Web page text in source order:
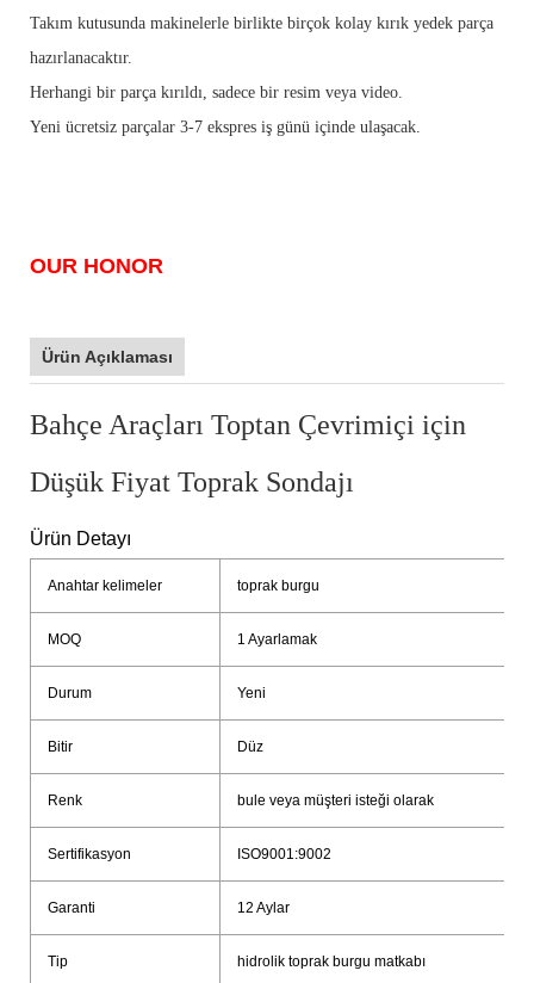
Takım kutusunda makinelerle birlikte birçok kolay kırık yedek parça
hazırlanacaktır.
Herhangi bir parça kırıldı, sadece bir resim veya video.
Yeni ücretsiz parçalar 3-7 ekspres iş günü içinde ulaşacak.
OUR HONOR
Ürün Açıklaması
Bahçe Araçları Toptan Çevrimiçi için
Düşük Fiyat Toprak Sondajı
Ürün Detayı
Anahtar kelimeler toprak burgu
MOQ 1 Ayarlamak
Durum Yeni
Bitir Düz
Renk bule veya müşteri isteği olarak
Sertifikasyon ISO9001:9002
Garanti 12 Aylar
Tip hidrolik toprak burgu matkabı